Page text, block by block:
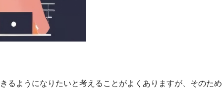
るようになりたいと考えることがよくありますが、そのため